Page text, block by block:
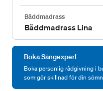
Bäddmadrass
Bäddmadrass Lina
Boka Sängexpert
Boka personlig rådgivning i
som gör skillnad för din